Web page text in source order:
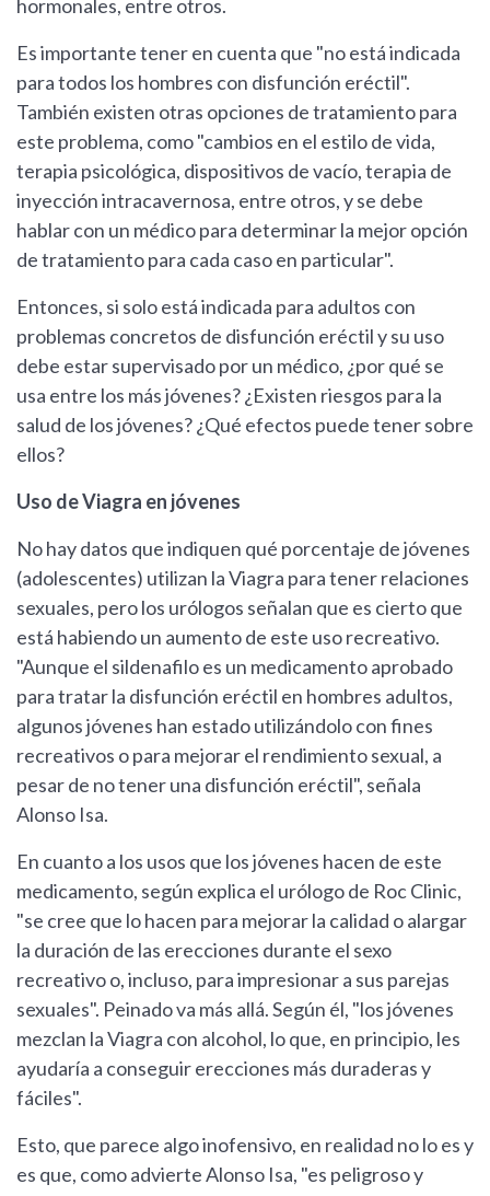
hormonales, entre otros.
Es importante tener en cuenta que "no está indicada
para todos los hombres con disfunción eréctil".
También existen otras opciones de tratamiento para
este problema, como "cambios en el estilo de vida,
terapia psicológica, dispositivos de vacío, terapia de
inyección intracavernosa, entre otros, y se debe
hablar con un médico para determinar la mejor opción
de tratamiento para cada caso en particular".
Entonces, si solo está indicada para adultos con
problemas concretos de disfunción eréctil y su uso
debe estar supervisado por un médico, ¿por qué se
usa entre los más jóvenes? ¿Existen riesgos para la
salud de los jóvenes? ¿Qué efectos puede tener sobre
ellos?
Uso de Viagra en jóvenes
No hay datos que indiquen qué porcentaje de jóvenes
(adolescentes) utilizan la Viagra para tener relaciones
sexuales, pero los urólogos señalan que es cierto que
está habiendo un aumento de este uso recreativo.
"Aunque el sildenafilo es un medicamento aprobado
para tratar la disfunción eréctil en hombres adultos,
algunos jóvenes han estado utilizándolo con fines
recreativos o para mejorar el rendimiento sexual, a
pesar de no tener una disfunción eréctil", señala
Alonso Isa.
En cuanto a los usos que los jóvenes hacen de este
medicamento, según explica el urólogo de Roc Clinic,
"se cree que lo hacen para mejorar la calidad o alargar
la duración de las erecciones durante el sexo
recreativo o, incluso, para impresionar a sus parejas
sexuales". Peinado va más allá. Según él, "los jóvenes
mezclan la Viagra con alcohol, lo que, en principio, les
ayudaría a conseguir erecciones más duraderas y
fáciles".
Esto, que parece algo inofensivo, en realidad no lo es y
es que, como advierte Alonso Isa, "es peligroso y